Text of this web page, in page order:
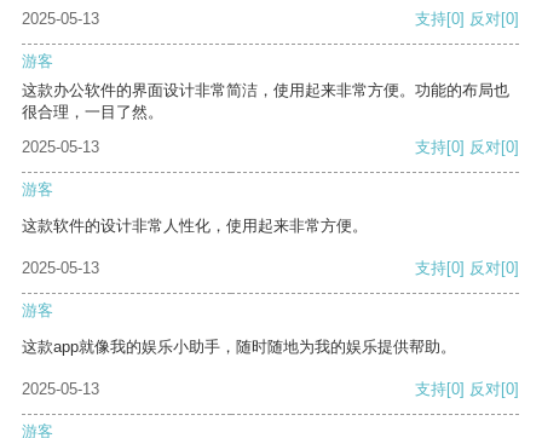
2025-05-13
支持[0] 反对[0]
游客
这款办公软件的界面设计非常简洁，使用起来非常方便。功能的布局也
很合理，一目了然。
2025-05-13
支持[0] 反对[0]
游客
这款软件的设计非常人性化，使用起来非常方便。
2025-05-13 支持[0] 反对[0]
游客
这款app就像我的娱乐小助手，随时随地为我的娱乐提供帮助。
2025-05-13 支持[0] 反对[0]
游客